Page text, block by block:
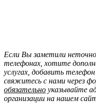
Если Вы заметили
телефонах, хотите
услугах, добавить
свяжитесь с нами через
обязательно указывайте
организации на нашем